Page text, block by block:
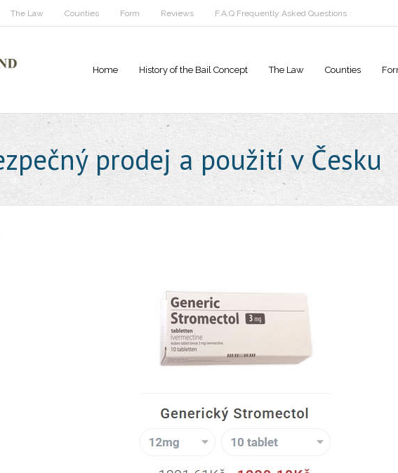
The Law Counties Form Reviews F.A.Q Frequently Asked Questions
Home History of the Bail Concept The Law Counties
prodej a použití v Česku